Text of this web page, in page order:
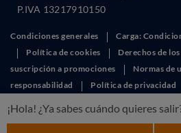
¡Hola! ¿Ya sabes cuándo quieres
P.IVA 13217910150
Condiciones generales
Carga:
Política de cookies
Derechos de
suscripción a promociones
Normas de
responsabilidad
Política de privacidad
This site is protected by reCAPTCHA and
Terms of Service